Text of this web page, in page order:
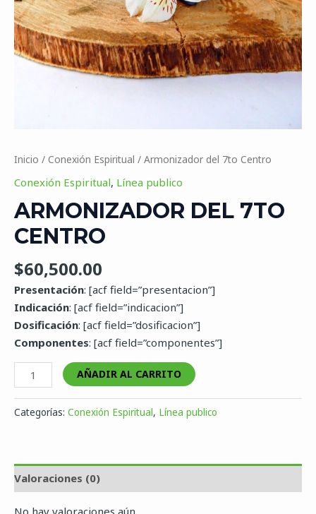
Inicio / Conexión Espiritual / Armonizador del 7to Centro
Conexión Espiritual, Línea publico
ARMONIZADOR DEL 7TO
CENTRO
$60,500.00
Presentación: [acf field=”presentacion”]
Indicación: [acf field=”indicacion”]
Dosificación: [acf field=”dosificacion”]
Componentes: [acf field=”componentes”]
AÑADIR AL CARRITO
Categorías: Conexión Espiritual, Línea publico
Valoraciones (0)